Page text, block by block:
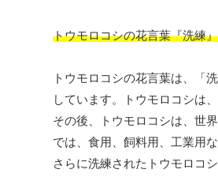
トウモロコシの花言葉『洗練
トウモロコシの花言葉は、「
しています。トウモロコシは
その後、トウモロコシは、世
では、食用、飼料用、工業用
さらに洗練されたトウモロコ